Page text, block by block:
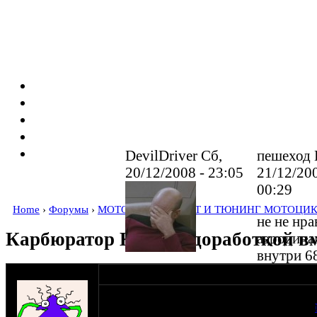
Home › Форумы › MOTOFAQ : РЕМОНТ И ТЮНИНГ
Карбюратор К-68Д с доработкой
DevilDriver Сб,
20/12/2008 - 23:05
пешеход
21/12/
00:29
не не
внутри
хотя это
только